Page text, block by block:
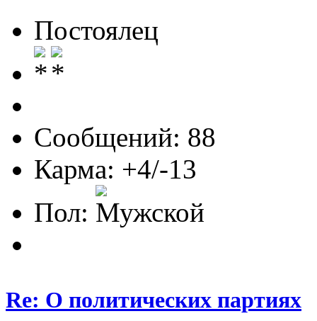
Постоялец
Сообщений: 88
Карма: +4/-13
Пол:
Re: О политических партиях